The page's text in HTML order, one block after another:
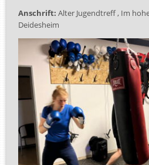
Anschrift:Alter Jugendtreff , Im
Deidesheim